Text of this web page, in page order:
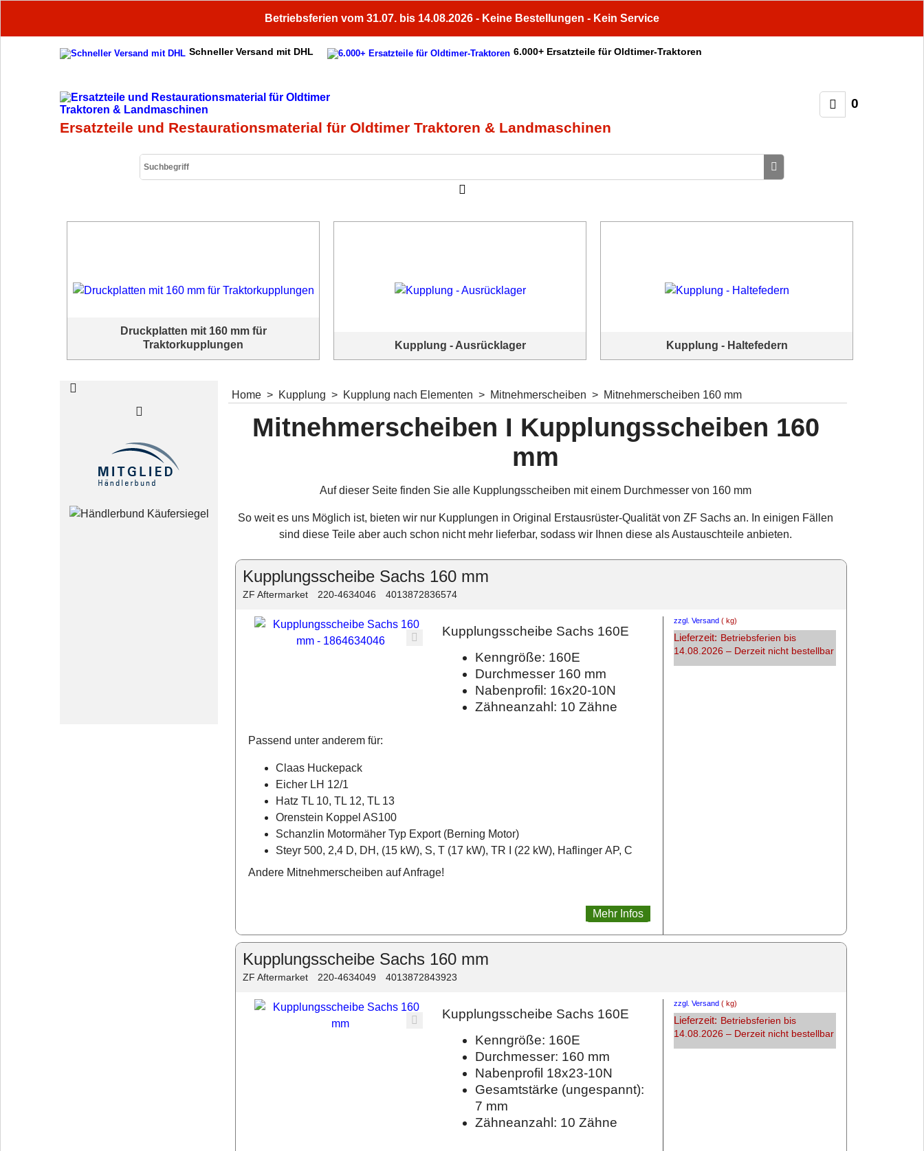
Betriebsferien vom 31.07. bis 14.08.2026 - Keine Bestellungen - Kein Service
Schneller Versand mit DHL 6.000+ Ersatzteile für Oldtimer-Traktoren
0
Ersatzteile und Restaurationsmaterial für Oldtimer Traktoren & Landmaschinen
Druckplatten mit 160 mm für
Traktorkupplungen
Kupplung - Ausrücklager Kupplung - Haltefedern
Kupplung - Tipps
Home > Kupplung > Kupplung nach Elementen > Mitnehmerscheiben > Mitnehmerscheiben 160 mm
Mitnehmerscheiben I Kupplungsscheiben 160
mm
Auf dieser Seite finden Sie alle Kupplungsscheiben mit einem Durchmesser von 160 mm
So weit es uns Möglich ist, bieten wir nur Kupplungen in Original Erstausrüster-Qualität von ZF Sachs an. In einigen Fällen
sind diese Teile aber auch schon nicht mehr lieferbar, sodass wir Ihnen diese als Austauschteile anbieten.
Kupplungsscheibe Sachs 160 mm
ZF Aftermarket 220-4634046 4013872836574
zzgl. Versand kg
Lieferzeit: Betriebsferien bis
14.08.2026 – Derzeit nicht bestellbar
Kupplungsscheibe Sachs 160E
Kenngröße: 160E
Durchmesser 160 mm
Nabenprofil: 16x20-10N
Zähneanzahl: 10 Zähne
Passend unter anderem für:
Claas Huckepack
Eicher LH 12/1
Hatz TL 10, TL 12, TL 13
Orenstein Koppel AS100
Schanzlin Motormäher Typ Export (Berning Motor)
Steyr 500, 2,4 D, DH, (15 kW), S, T (17 kW), TR I (22 kW), Haflinger AP, C
Andere Mitnehmerscheiben auf Anfrage!
Mehr Infos
Kupplungsscheibe Sachs 160 mm
ZF Aftermarket 220-4634049 4013872843923
zzgl. Versand kg
Lieferzeit: Betriebsferien bis
14.08.2026 – Derzeit nicht bestellbar
Kupplungsscheibe Sachs 160E
Kenngröße: 160E
Durchmesser: 160 mm
Nabenprofil 18x23-10N
Gesamtstärke (ungespannt):
7 mm
Zähneanzahl: 10 Zähne